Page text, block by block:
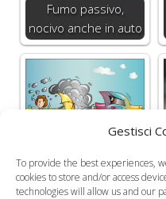
Gestisci
To provide the best experiences,
cookies to store and/or access
technologies will allow us and our
Fumo passivo,
nocivo anche in auto
Asma nei bambini,
causa è lo smog